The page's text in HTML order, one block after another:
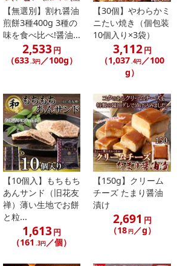
)、食塩/加工でん粉、pH調整剤、(一部に
内製造）、豚肉、しょうゆ、水あめ、豚
にんにく加工品、唐辛子、砂糖、さばぶ
ょう/調味料（アミノ酸等）、加工でんぷ
メル色素、（一部に小麦・大豆・豚肉・さ
90g、ソース55g)当り】
）
【無選別】割れ醤油
煎餅3種400g 3種の
味を食べ比べ!醤油...
2,533円
（633.3円／100g）
【30個】やわらかミ
ニたい焼き（個包装
10個入り×3袋）
3,112円
（1,037.4円／100
g）
【10個入】もちもち
あんサンド（旧花友
禅）薄い生地でお餅
と粒...
1,613円
（161 .3円／個）
【150g】クリーム
チーズ たまり醤油
漬け
2,691 円
（18 円／g）